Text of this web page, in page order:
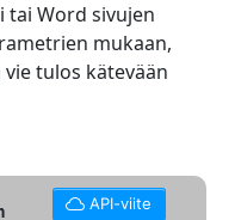
tai Word sivujen
mukaan,
tulos kätevään
API-viite